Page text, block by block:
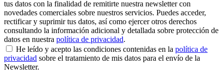
tus datos con la finalidad de remitirte nuestra newsletter con
novedades comerciales sobre nuestros servicios. Puedes acceder,
rectificar y suprimir tus datos, así como ejercer otros derechos
consultando la información adicional y detallada sobre protección de
datos en nuestra política de privacidad.
He leído y acepto las condiciones contenidas en la política de
privacidad sobre el tratamiento de mis datos para el envío de la
Newsletter.